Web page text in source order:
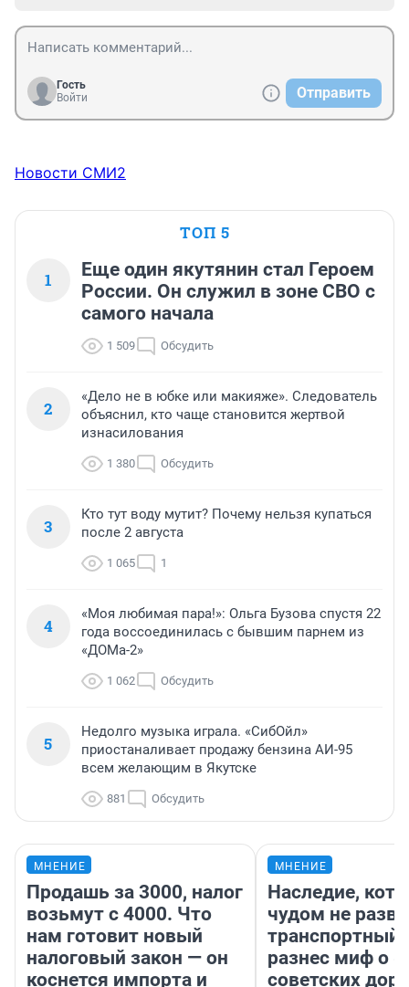
Гость
Войти
Отправить
Новости СМИ2
ТОП 5
1
Еще один якутянин стал Героем
России. Он служил в зоне СВО с
самого начала
1 509 Обсудить
2
«Дело не в юбке или макияже». Следователь
объяснил, кто чаще становится жертвой
изнасилования
1 380 Обсудить
3
Кто тут воду мутит? Почему нельзя купаться
после 2 августа
1 065 1
4
«Моя любимая пара!»: Ольга Бузова спустя 22
года воссоединилась с бывшим парнем из
«ДОМа-2»
1 062 Обсудить
5
Недолго музыка играла. «СибОйл»
приостаналивает продажу бензина АИ-95
всем желающим в Якутске
881 Обсудить
МНЕНИЕ
Продашь за 3000, налог
возьмут с 4000. Что
нам готовит новый
налоговый закон — он
коснется импорта и
МНЕНИЕ
Наследие,
чудом не
транспортный
разнес миф о
советских